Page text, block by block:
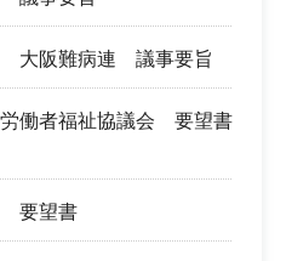
大阪難病連 議事要旨
働者福祉協議会 要望書
要望書